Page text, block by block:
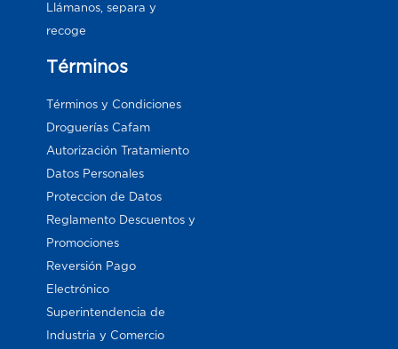
Llámanos, separa y
recoge
Términos
Términos y Condiciones
Droguerías Cafam
Autorización Tratamiento
Datos Personales
Proteccion de Datos
Reglamento Descuentos y
Promociones
Reversión Pago
Electrónico
Superintendencia de
Industria y Comercio